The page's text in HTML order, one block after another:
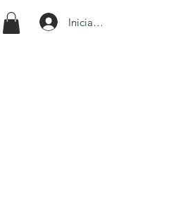
Iniciar Sesión